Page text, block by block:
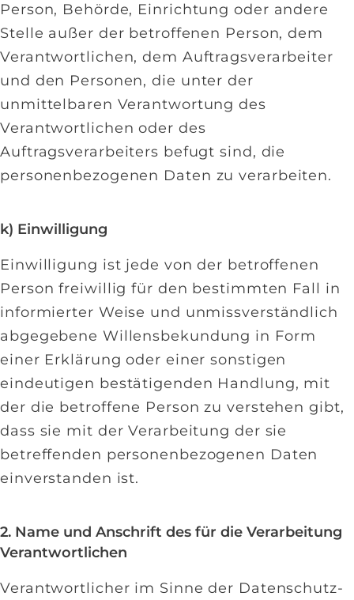
Person, Behörde, Einrichtung oder andere
Stelle außer der betroffenen Person, dem
Verantwortlichen, dem Auftragsverarbeiter
und den Personen, die unter der
unmittelbaren Verantwortung des
Verantwortlichen oder des
Auftragsverarbeiters befugt sind, die
personenbezogenen Daten zu verarbeiten.
k) Einwilligung
Einwilligung ist jede von der betroffenen
Person freiwillig für den bestimmten Fall in
informierter Weise und unmissverständlich
abgegebene Willensbekundung in Form
einer Erklärung oder einer sonstigen
eindeutigen bestätigenden Handlung, mit
der die betroffene Person zu verstehen gibt,
dass sie mit der Verarbeitung der sie
betreffenden personenbezogenen Daten
einverstanden ist.
2. Name und Anschrift des für die Verarbeitung
Verantwortlichen
Verantwortlicher im Sinne der Datenschutz-